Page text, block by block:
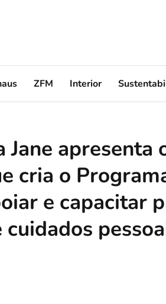
ZFM Interior
apresenta
cria o
e capacitar